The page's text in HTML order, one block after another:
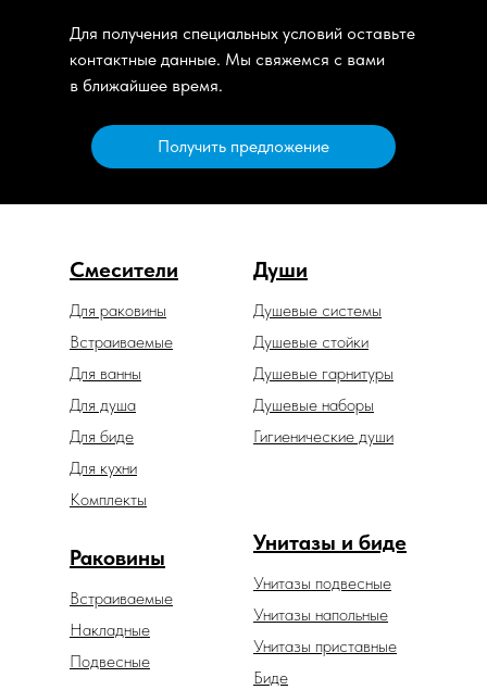
Для получения специальных условий оставьте
контактные данные. Мы свяжемся с вами
в ближайшее время.
Получить предложение
Смесители Души
Душевые гарнитуры
Душевые системы
Гигиенические души
Душевые наборы
Унитазы и биде
Унитазы подвесные
Унитазы напольные
Унитазы приставные
Раковины
Встраиваемые
Накладные
Подвесные
Встраиваемые
Для биде
Для ванны
Для душа
Для раковины
Для кухни
Душевые стойки
Биде
Комплекты